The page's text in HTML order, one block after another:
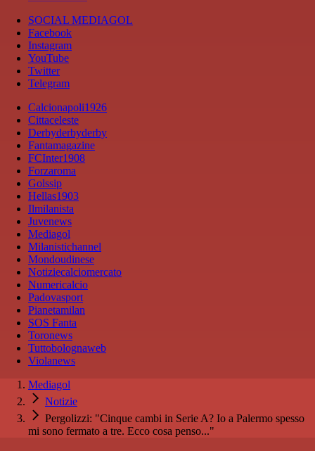
SOCIAL MEDIAGOL
Facebook
Instagram
YouTube
Twitter
Telegram
Calcionapoli1926
Cittaceleste
Derbyderbyderby
Fantamagazine
FCInter1908
Forzaroma
Golssip
Hellas1903
Ilmilanista
Juvenews
Mediagol
Milanistichannel
Mondoudinese
Notiziecalciomercato
Numericalcio
Padovasport
Pianetamilan
SOS Fanta
Toronews
Tuttobolognaweb
Violanews
Mediagol
Notizie
Pergolizzi: "Cinque cambi in Serie A? Io a Palermo spesso
mi sono fermato a tre. Ecco cosa penso..."